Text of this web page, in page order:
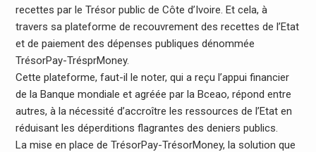
recettes par le Trésor public de Côte d’Ivoire. Et cela, à
travers sa plateforme de recouvrement des recettes de l’Etat
et de paiement des dépenses publiques dénommée
TrésorPay-TrésprMoney.
Cette plateforme, faut-il le noter, qui a reçu l’appui financier
de la Banque mondiale et agréée par la Bceao, répond entre
autres, à la nécessité d’accroître les ressources de l’Etat en
réduisant les déperditions flagrantes des deniers publics.
La mise en place de TrésorPay-TrésorMoney, la solution que